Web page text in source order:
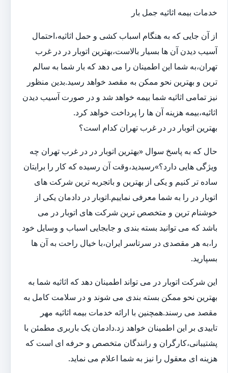
خدمات بیمه اثاثیه جمل بار
از آن جایی که به هنگام اسباب کشی و حمل اثاثیه،احتمال
آسیب دیدن آن ها بسیار بالاست،بهترین اتوبار در در غرب
تهران،به شما این اطمینان را می دهد که بار شما به سالم
ترین و بهترین نحو ممکن به مقصد خواهد رسید.بدین منظور
نیز تمامی اثاثیه شما بیمه خواهد شد و در صورت آسیب دیدن
اثاثیه،بیمه هزینه آن ها را پرداخت خواهد کرد.
بهترین اتوبار در در غرب تهران کدام است؟
حال که به پاسخ سوال «بهترین اتوبار در در غرب تهران چه
ویژگی هایی دارد؟»رسیدید،وقت آن رسیده که کار را برایتان
ساده تر کنیم و یکی از بهترین و باتجربه ترین شرکت های
اتوبار در را به شما معرفی نماییم.اتوبار در دادمان یکی از
خوشنام ترین و متخصص ترین شرکت های اتوبار در می
باشد که می توانید بسته بندی و جابجایی اسباب و وسایل خود
را،به هر مقصدی در سرتاسر ایران،با خیال راحت به آن ها
بسپارید.
این شرکت اتوبار در می تواند اطمینان دهد که اثاثیه شما به
بهترین نحو ممکن بسته بندی می شوند و در سلامت کامل به
مقصد می رسند.همچنین با ارائه خدمات بیمه اثاثیه مهر
تاییدی بر این اطمینان خواهد زد.دادمان یک باربری مطمئن با
پشتیبانی،کارگران و رانندگان متخصص و حرفه ای است که
هزینه ای معقول را نیز به شما اعلام می نماید.